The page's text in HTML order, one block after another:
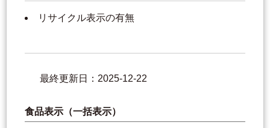
リサイクル表示の有無
最終更新日：2025-12-22
食品表示（一括表示）